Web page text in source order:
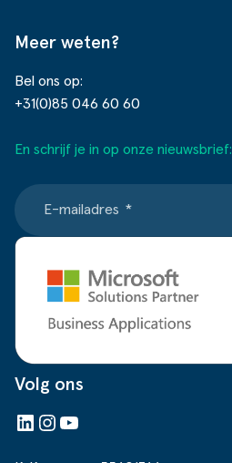
Meer weten?
Bel ons op:
+31(0)85 046 60 60
En schrijf je in op onze nieuwsbrief:
E-mailadres *
Volg ons
LinkedIn
Instagram
YouTube